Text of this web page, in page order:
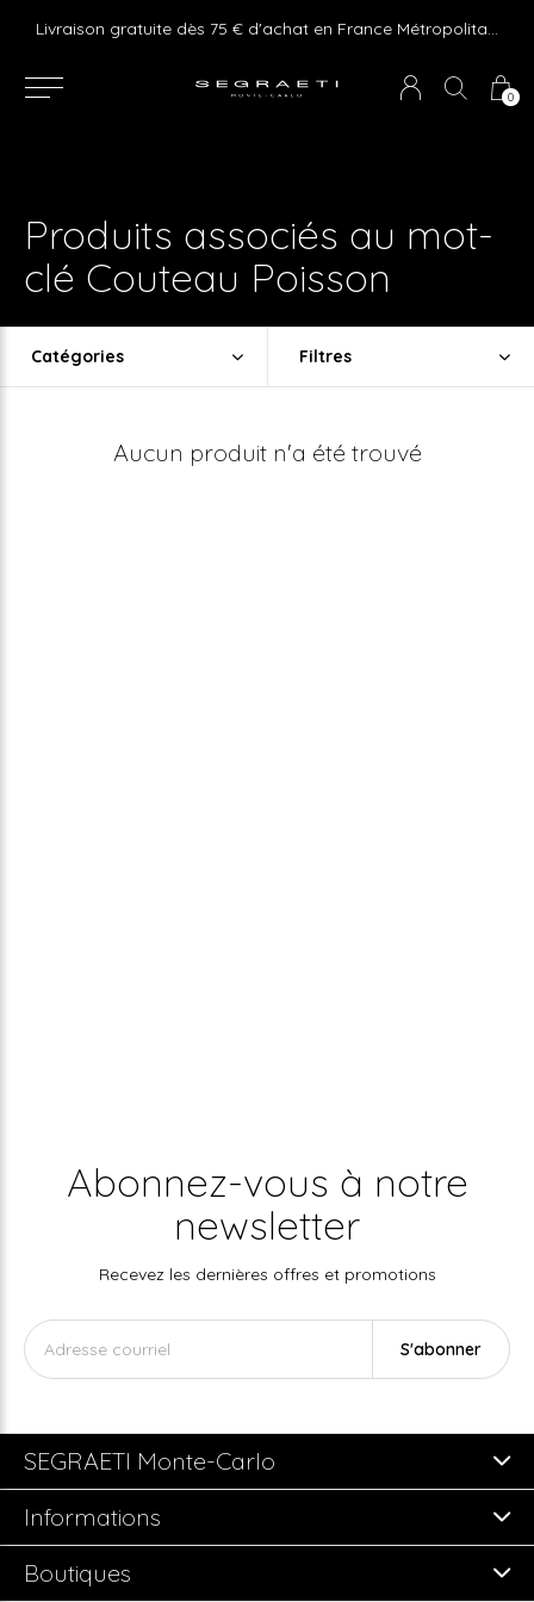
0
Livraison gratuite dès 75 € d'achat en France Métropolitaine et Monaco (hors mobilier)
Produits associés au mot-
clé Couteau Poisson
Catégories Filtres
Aucun produit n'a été trouvé
Abonnez-vous à notre
newsletter
Recevez les dernières offres et promotions
S'abonner
SEGRAETI Monte-Carlo
Informations
Boutiques